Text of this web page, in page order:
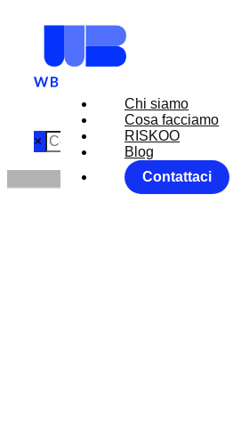
Chi siamo
Cosa facciamo
RISKOO
Blog
Contattaci
×